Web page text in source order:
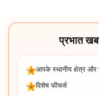
प्रभात
आपके स्थानीय क्षेत्र और
विशेष फीचर्स